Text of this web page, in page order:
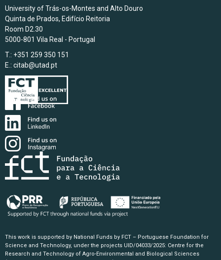
University of Trás-os-Montes and Alto Douro
Quinta de Prados, Edifício Reitoria
Room D2.30
5000-801 Vila Real - Portugal
T.: +351 259 350 151
E.: citab@utad.pt
This work is supported by National Funds by FCT – Portuguese Foundation for
Science and Technology, under the projects UID/04033/2025: Centre for the
Research and Technology of Agro-Environmental and Biological Sciences